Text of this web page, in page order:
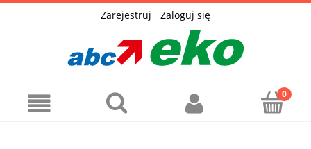
Zarejestruj Zaloguj się